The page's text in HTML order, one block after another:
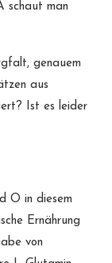
schaut man
genauem
aus
Ist es leider
O in diesem
Ernährung
von